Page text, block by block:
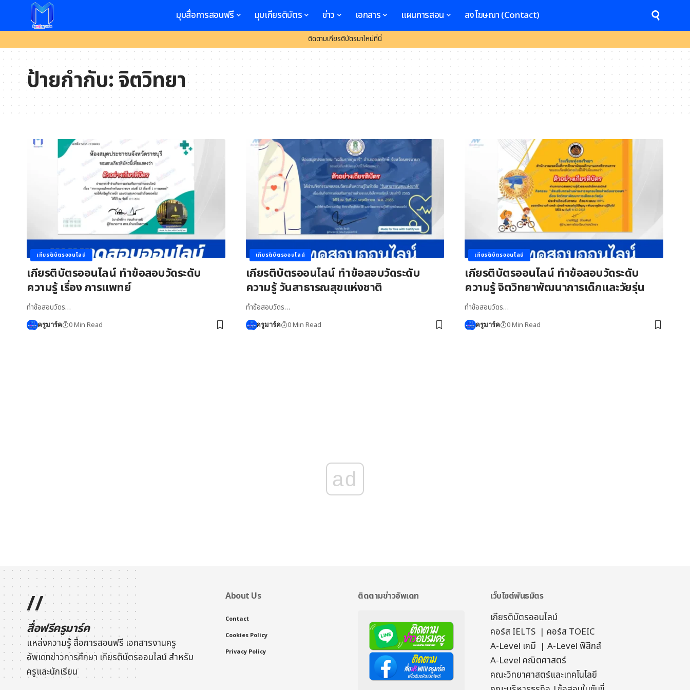
มุมสื่อการสอนฟรี มุมเกียรติบัตร ข่าว เอกสาร แผนการสอน ลงโฆษณา (Contact)
ติดตามเกียรติบัตรมาใหม่ที่นี่
ป้ายกำกับ:จิตวิทยา
เกียรติบัตรออนไลน์
เกียรติบัตรออนไลน์ ทำข้อสอบวัดระดับ
ความรู้ เรื่อง การแพทย์
ทำข้อสอบวัดร…
ครูมาร์ค 0 Min Read
เกียรติบัตรออนไลน์
เกียรติบัตรออนไลน์ ทำข้อสอบวัดระดับ
ความรู้ วันสาธารณสุขแห่งชาติ
ทำข้อสอบวัดร…
ครูมาร์ค 0 Min Read
เกียรติบัตรออนไลน์
เกียรติบัตรออนไลน์ ทำข้อสอบวัดระดับ
ความรู้ จิตวิทยาพัฒนาการเด็กและวัยรุ่น
ทำข้อสอบวัดร…
ครูมาร์ค 0 Min Read
ad
//
สื่อฟรีครูมาร์ค
แหล่งความรู้ สื่อการสอนฟรี เอกสารงานครู
อัพเดทข่าวการศึกษา เกียรติบัตรออนไลน์สำหรับ
ครูและนักเรียน
About Us
Contact
Cookies Policy
Privacy Policy
ติดตามข่าวอัพเดท เว็บไซต์พันธมิตร
เกียรติบัตรออนไลน์
คอร์ส IELTS | คอร์ส TOEIC
A-Level เคมี | A-Level ฟิสิกส์
A-Level คณิตศาสตร์
คณะวิทยาศาสตร์และเทคโนโลยี